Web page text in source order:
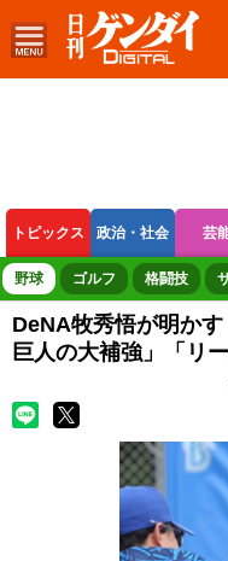
トピックス 政治・社会 芸
ボートレース 競輪 オー
野球 ゴルフ 格闘技
DeNA牧秀悟が明か
巨人の大補強」「リ